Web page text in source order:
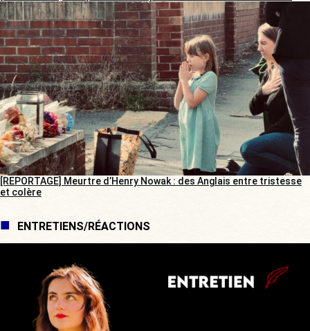
[REPORTAGE] Meurtre d’Henry Nowak : des Anglais entre tristesse
et colère
ENTRETIENS/RÉACTIONS